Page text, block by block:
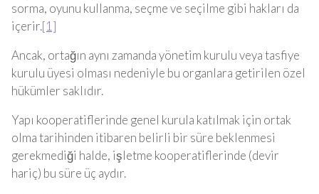
sorma, oyunu kullanma, seçme ve seçilme gibi hakları da
içerir.[1]
Ancak, ortağın aynı zamanda yönetim kurulu veya tasfiye
kurulu üyesi olması nedeniyle bu organlara getirilen özel
hükümler saklıdır.
Yapı kooperatiflerinde genel kurula katılmak için ortak
olma tarihinden itibaren belirli bir süre beklenmesi
gerekmediği halde, işletme kooperatiflerinde (devir
hariç) bu süre üç aydır.